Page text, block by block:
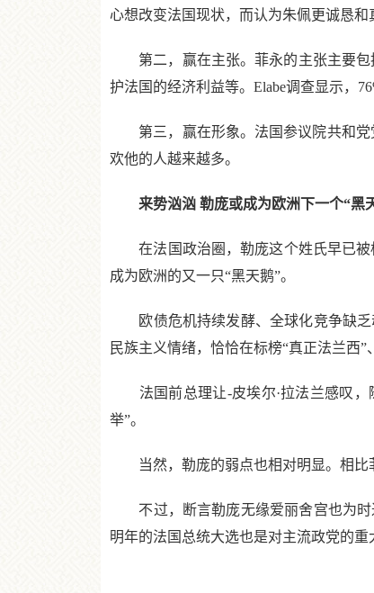
心想改变法国现状，而认为朱佩更诚恳和
第二，赢在主张。菲永的主张主要包
护法国的经济利益等。Elabe调查显示，
第三，赢在形象。法国参议院共和党
欢他的人越来越多。
来势汹汹 勒庞或成为欧洲下一个“黑
在法国政治圈，勒庞这个姓氏早已被标
成为欧洲的又一只“黑天鹅”。
欧债危机持续发酵、全球化竞争缺乏
民族主义情绪，恰恰在标榜“真正法兰西”
法国前总理让-皮埃尔·拉法兰感叹，
举”。
当然，勒庞的弱点也相对明显。相比菲
不过，断言勒庞无缘爱丽舍宫也为时
明年的法国总统大选也是对主流政党的